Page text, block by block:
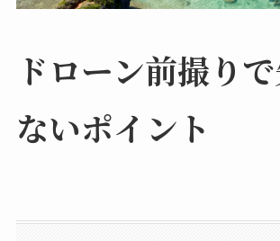
ドローン前撮り
ないポイント